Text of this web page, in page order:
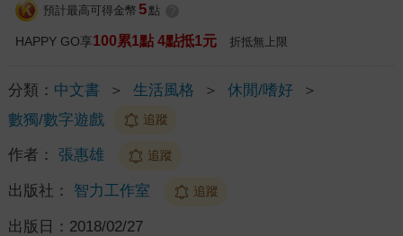
預計最高可得金幣 5 點
HAPPY GO享100累1點 4點抵1元 折抵無上限
分類： 中文書 ＞ 生活風格 ＞ 休閒/嗜好
＞
數獨/數字遊戲
追蹤
作者： 張惠雄 追蹤
出版社： 智力工作室 追蹤
出版日： 2018/02/27